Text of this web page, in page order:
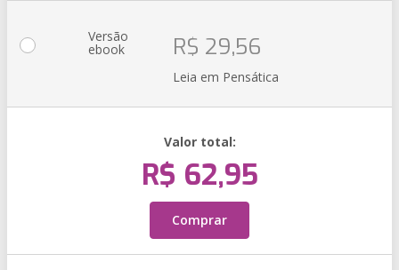
Versão
ebook R$ 29,56
Leia em Pensática
Valor total:
R$ 62,95
Comprar